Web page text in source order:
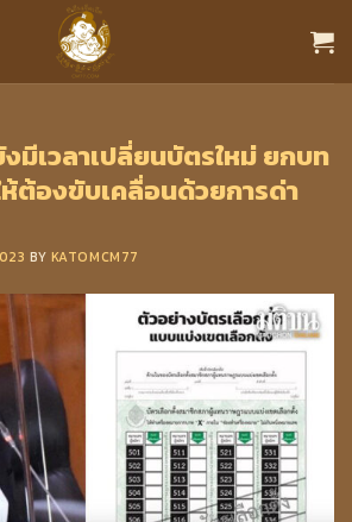
มีเวลาเปลี่ยนบัตรใหม่ ยกบท
ห้ต้องขับเคลื่อนด้วยการด่า
BY KATOMCM77